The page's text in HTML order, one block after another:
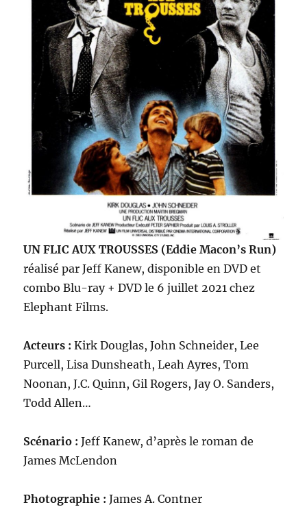
UN FLIC AUX TROUSSES (Eddie Macon’s Run)
réalisé par Jeff Kanew, disponible en DVD et
combo Blu-ray + DVD le 6 juillet 2021 chez
Elephant Films.
Acteurs : Kirk Douglas, John Schneider, Lee
Purcell, Lisa Dunsheath, Leah Ayres, Tom
Noonan, J.C. Quinn, Gil Rogers, Jay O. Sanders,
Todd Allen…
Scénario : Jeff Kanew, d’après le roman de
James McLendon
Photographie : James A. Contner